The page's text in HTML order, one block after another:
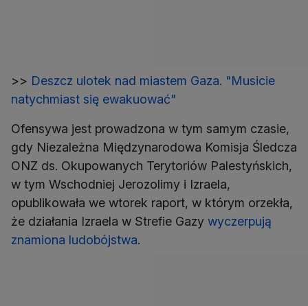
>> Deszcz ulotek nad miastem Gaza. "Musicie
natychmiast się ewakuować"
Ofensywa jest prowadzona w tym samym czasie,
gdy Niezależna Międzynarodowa Komisja Śledcza
ONZ ds. Okupowanych Terytoriów Palestyńskich,
w tym Wschodniej Jerozolimy i Izraela,
opublikowała we wtorek raport, w którym orzekła,
że działania Izraela w Strefie Gazy wyczerpują
znamiona ludobójstwa.